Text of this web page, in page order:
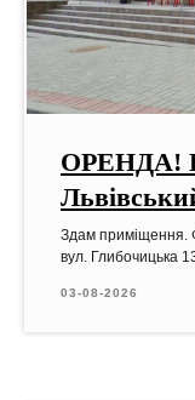
ОРЕНДА!
Здам приміщення.
вул. Глибочицька
03-08-2026